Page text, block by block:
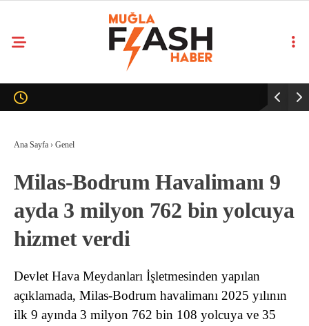
Ana Sayfa › Genel
Milas-Bodrum Havalimanı 9
ayda 3 milyon 762 bin yolcuya
hizmet verdi
Devlet Hava Meydanları İşletmesinden yapılan
açıklamada, Milas-Bodrum havalimanı 2025 yılının
ilk 9 ayında 3 milyon 762 bin 108 yolcuya ve 35